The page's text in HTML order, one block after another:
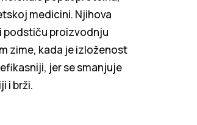
medicini. Njihova
podstiču proizvodnju
zime, kada je izloženost
jer se smanjuje
i brži.